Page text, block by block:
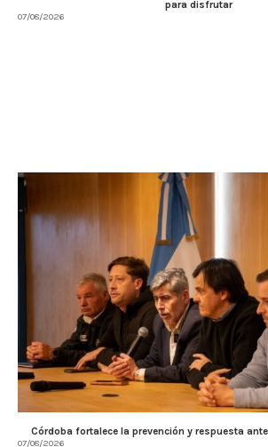
para disfrutar
07/08/2026
Córdoba fortalece la prevención y respuesta
07/08/2026